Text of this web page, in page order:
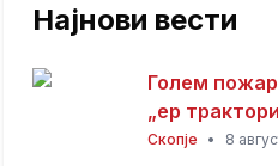
Најнови вести
Голем
„ер
гаснењето,
Скопје • 8